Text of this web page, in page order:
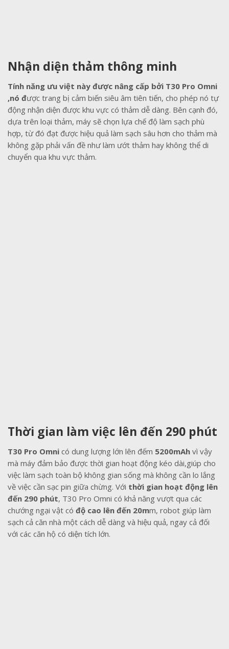
Nhận diện thảm thông minh
Tính năng ưu việt này được nâng cấp bởi T30 Pro Omni
,nó được trang bị cảm biến siêu âm tiên tiến, cho phép nó tự
động nhận diện được khu vực có thảm dễ dàng. Bên cạnh đó,
dựa trên loại thảm, máy sẽ chọn lựa chế độ làm sạch phù
hợp, từ đó đạt được hiệu quả làm sạch sâu hơn cho thảm mà
không gặp phải vấn đề như làm ướt thảm hay không thể di
chuyển qua khu vực thảm.
Thời gian làm việc lên đến 290 phút
T30 Pro Omni có dung lượng lớn lên đếm 5200mAh vì vậy
mà máy đảm bảo được thời gian hoạt động kéo dài,giúp cho
việc làm sạch toàn bộ không gian sống mà không cần lo lắng
về việc cần sạc pin giữa chừng. Với thời gian hoạt động lên
đến 290 phút, T30 Pro Omni có khả năng vượt qua các
chướng ngại vật có độ cao lên đến 20mm, robot giúp làm
sạch cả căn nhà một cách dễ dàng và hiệu quả, ngay cả đối
với các căn hộ có diện tích lớn.